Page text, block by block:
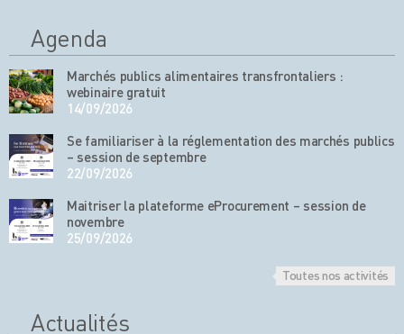
Agenda
Marchés publics alimentaires transfrontaliers :
webinaire gratuit
14/09/2026
Se familiariser à la réglementation des marchés publics
– session de septembre
22/09/2026
Maitriser la plateforme eProcurement – session de
novembre
25/09/2026
Toutes nos activités
Actualités